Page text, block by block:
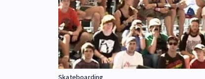
Skateboarding